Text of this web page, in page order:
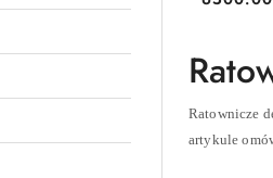
Cena:
Ratownicze
artykule